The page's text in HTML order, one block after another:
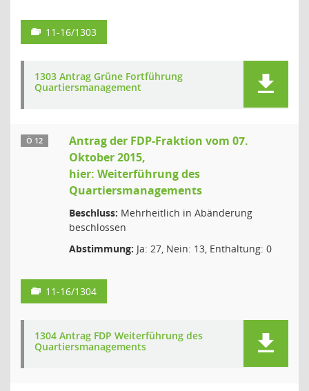
11-16/1303
1303 Antrag Grüne Fortführung
Quartiersmanagement
Ö 12
Antrag der FDP-Fraktion vom 07.
Oktober 2015,
hier: Weiterführung des
Quartiersmanagements
Beschluss: Mehrheitlich in Abänderung
beschlossen
Abstimmung: Ja: 27, Nein: 13, Enthaltung: 0
11-16/1304
1304 Antrag FDP Weiterführung des
Quartiersmanagements